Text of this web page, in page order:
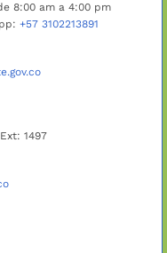
8:00 am a 4:00 pm
+57 3102213891
Ext: 1497